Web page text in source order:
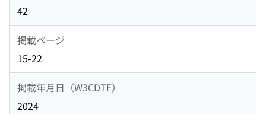
42
掲載ページ
15-22
掲載年月日（W3CDTF）
2024